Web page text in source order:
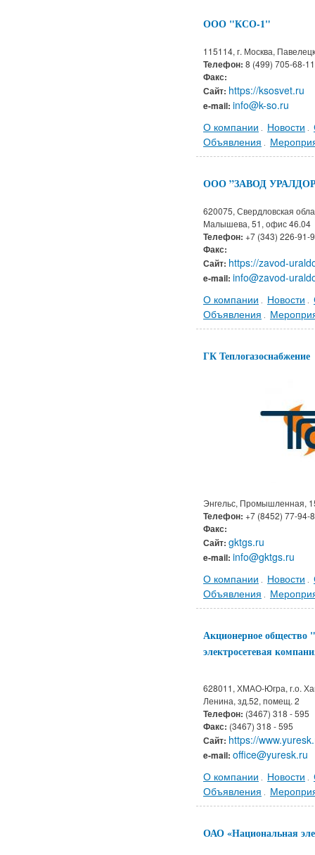
ООО "КСО-1"
115114, г. Москва,
Телефон: 8 (499) 705-68-11
Факс:
Сайт: https://ksosvet.ru
e-mail: info@k-so.ru
О компании . Новости .
Объявления .
ООО ”ЗАВОД
620075, Свердловская
Малышева, 51, офис 46.04
Телефон: +7 (343) 226-91-
Факс:
Сайт: https://zavod-
e-mail: info@zavod-
О компании . Новости .
Объявления .
ГК Теплогазоснабжение
Энгельс, Промышленная,
Телефон: +7 (8452) 77-94-
Факс:
Сайт: gktgs.ru
e-mail: info@gktgs.ru
О компании . Новости .
Объявления .
Акционерное общество
электросетевая
628011, ХМАО-Югра, г.о.
Ленина, зд.52, помещ. 2
Телефон: (3467) 318 - 595
Факс: (3467) 318 - 595
Сайт: https://
e-mail: office@yuresk.ru
О компании . Новости .
Объявления .
ОАО «Национальная